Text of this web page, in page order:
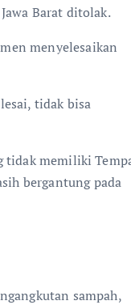
Barat ditolak.
menyelesaikan
tidak bisa
tidak memiliki
bergantung pada
sampah,